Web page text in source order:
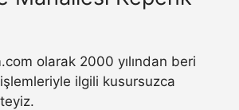
olarak 2000 yılından beri
ilgili kusursuzca